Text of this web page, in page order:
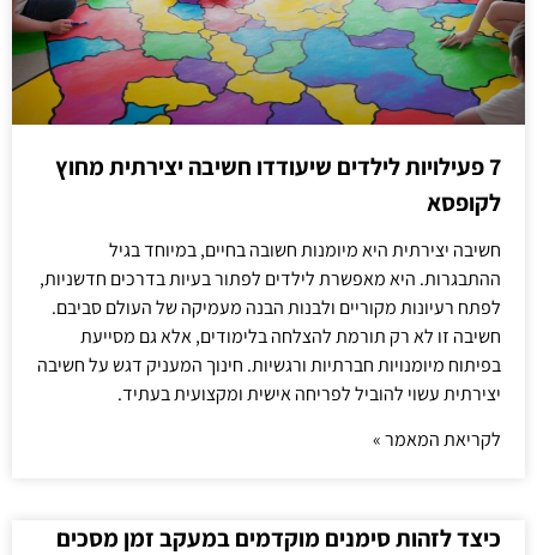
7 פעילויות לילדים שיעודדו חשיבה יצירתית מחוץ
לקופסא
חשיבה יצירתית היא מיומנות חשובה בחיים, במיוחד בגיל
ההתבגרות. היא מאפשרת לילדים לפתור בעיות בדרכים חדשניות,
לפתח רעיונות מקוריים ולבנות הבנה מעמיקה של העולם סביבם.
חשיבה זו לא רק תורמת להצלחה בלימודים, אלא גם מסייעת
בפיתוח מיומנויות חברתיות ורגשיות. חינוך המעניק דגש על חשיבה
יצירתית עשוי להוביל לפריחה אישית ומקצועית בעתיד.
לקריאת המאמר »
כיצד לזהות סימנים מוקדמים במעקב זמן מסכים